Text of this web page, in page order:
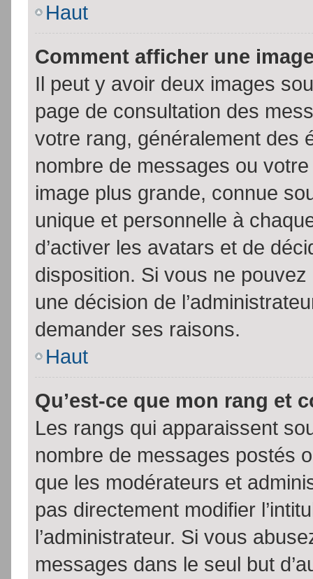
Haut
Comment afficher une
Il peut y avoir deux images
page de consultation des
votre rang, généralement des
nombre de messages ou
image plus grande, connue
unique et personnelle à
d’activer les avatars et de
disposition. Si vous ne pouvez
une décision de
demander ses raisons.
Haut
Qu’est-ce que mon rang et
Les rangs qui apparaissent
nombre de messages postés
que les modérateurs et
pas directement modifier
l’administrateur. Si vous
messages dans le seul but